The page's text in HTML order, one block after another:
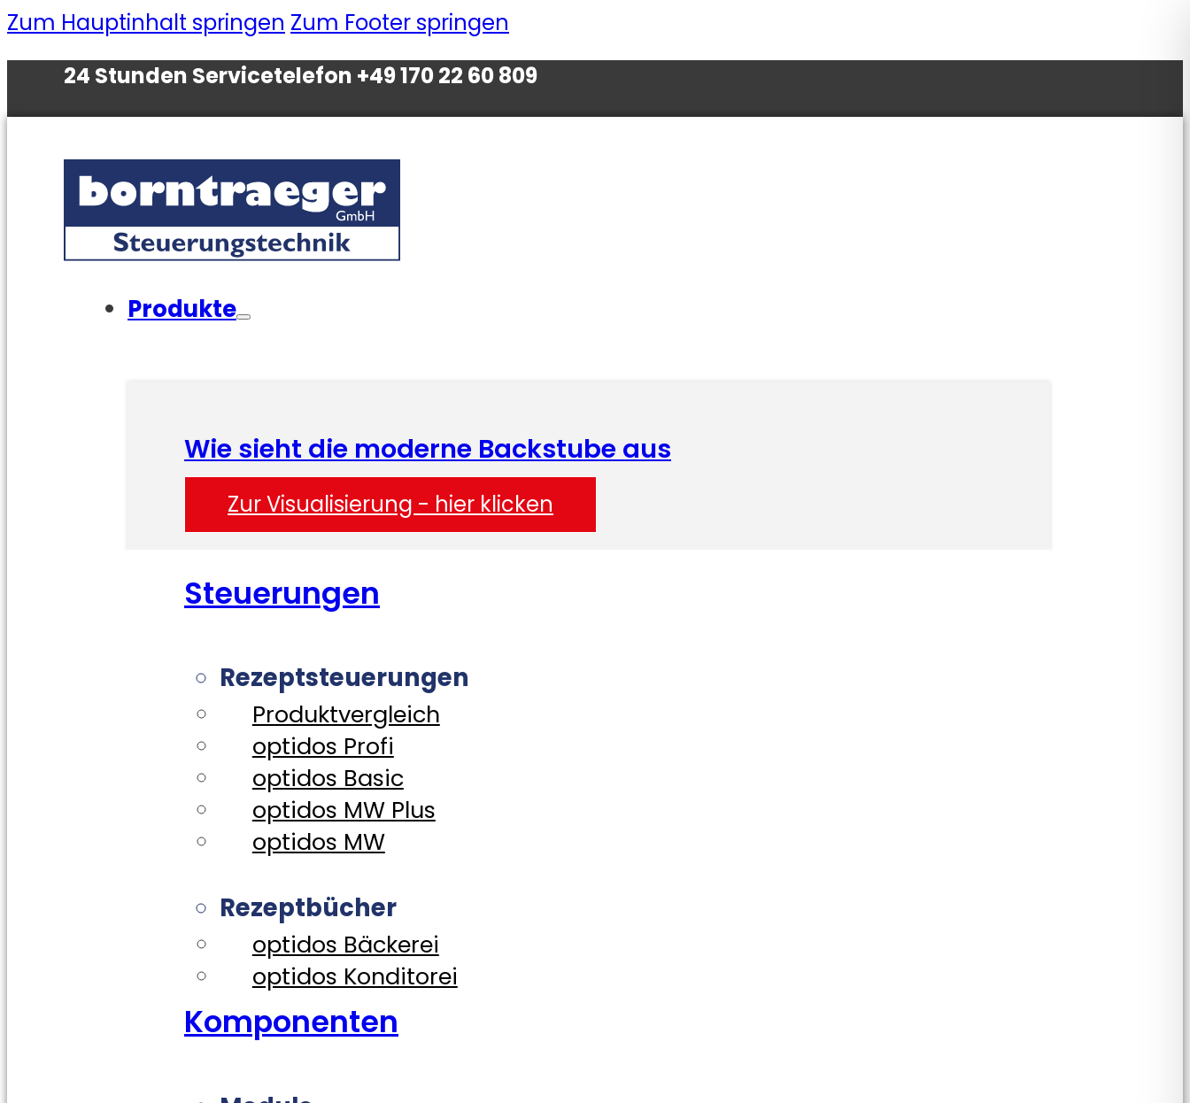
Zum Hauptinhalt springen Zum Footer springen
24 Stunden Servicetelefon +49 170 22 60 809
Produkte
Wie sieht die moderne Backstube aus
Zur Visualisierung - hier klicken
Steuerungen
Rezeptsteuerungen
Produktvergleich
optidos Profi
optidos Basic
optidos MW Plus
optidos MW
Rezeptbücher
optidos Bäckerei
optidos Konditorei
Komponenten